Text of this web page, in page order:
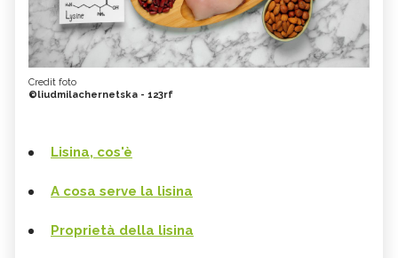
Credit foto
©liudmilachernetska - 123rf
Lisina, cos'è
A cosa serve la lisina
Proprietà della lisina